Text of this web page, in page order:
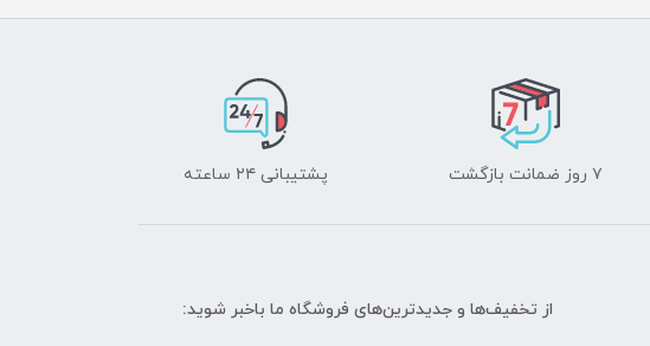
۷ روز ضمانت بازگشت پشتیبانی ۲۴ ساعته
از تخفیف‌ها و جدیدترین‌های فروشگاه ما باخبر شوید: